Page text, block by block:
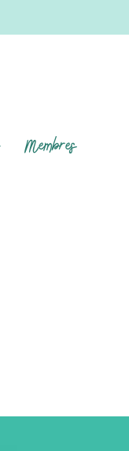
Membres